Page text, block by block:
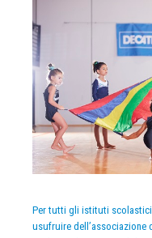
Per tutti gli istituti
usufruire dell’associazione